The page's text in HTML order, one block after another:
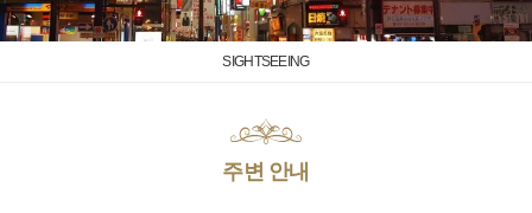
SIGHTSEEING
주변 안내